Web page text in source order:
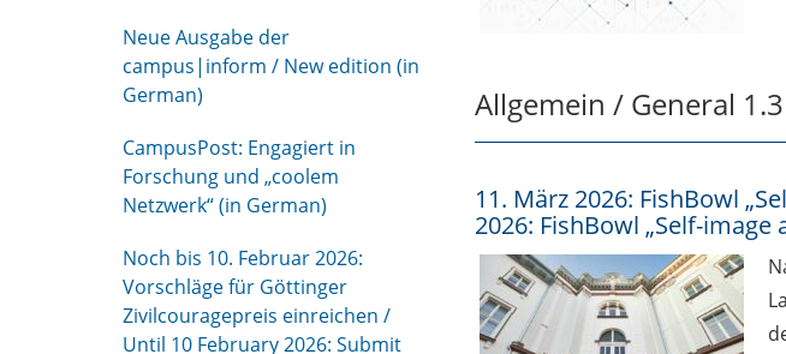
Neue Ausgabe der
campus|inform / New edition (in
German)
CampusPost: Engagiert in
Forschung und „coolem
Netzwerk“ (in German)
Noch bis 10. Februar 2026:
Vorschläge für Göttinger
Zivilcouragepreis einreichen /
Until 10 February 2026: Submit
Allgemein / General 1.3
11. März 2026: FishBowl
2026: FishBowl „Self-